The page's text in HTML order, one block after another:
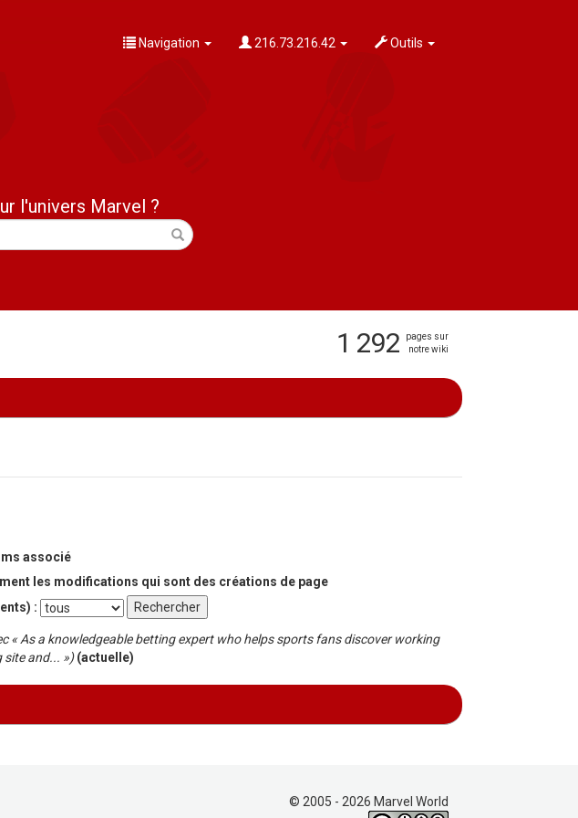
Navigation 216.73.216.42 Outils
l'univers Marvel ?
1 292
pages sur
notre wiki
associé
les modifications qui sont des créations de page
:
« As a knowledgeable betting expert who helps sports fans discover working
site and... ») (actuelle)
© 2005 - 2026 Marvel World